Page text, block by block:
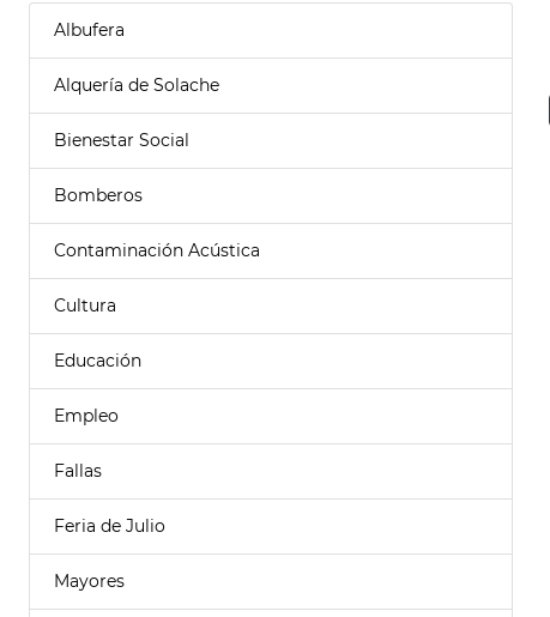
Albufera
Alquería de Solache
Bienestar Social
Bomberos
Contaminación Acústica
Cultura
Educación
Empleo
Fallas
Feria de Julio
Mayores